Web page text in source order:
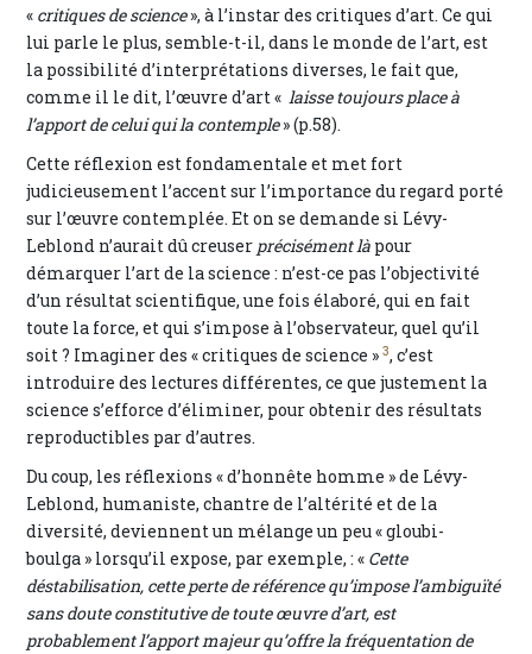
« critiques de science», à l’instar des critiques d’art. Ce qui
lui parle le plus, semble-t-il, dans le monde de l’art, est
la possibilité d’interprétations diverses, le fait que,
comme il le dit, l’œuvre d’art « laisse toujours place à
l’apport de celui qui la contemple» (p.58).
Cette réflexion est fondamentale et met fort
judicieusement l’accent sur l’importance du regard porté
sur l’œuvre contemplée. Et on se demande si Lévy-
Leblond n’aurait dû creuser précisément là pour
démarquer l’art de la science : n’est-ce pas l’objectivité
d’un résultat scientifique, une fois élaboré, qui en fait
toute la force, et qui s’impose à l’observateur, quel qu’il
soit ? Imaginer des « critiques de science » 3, c’est
introduire des lectures différentes, ce que justement la
science s’efforce d’éliminer, pour obtenir des résultats
reproductibles par d’autres.
Du coup, les réflexions « d’honnête homme » de Lévy-
Leblond, humaniste, chantre de l’altérité et de la
diversité, deviennent un mélange un peu « gloubi-
boulga » lorsqu’il expose, par exemple, : « Cette
déstabilisation, cette perte de référence qu’impose l’ambiguïté
sans doute constitutive de toute œuvre d’art, est
probablement l’apport majeur qu’offre la fréquentation de